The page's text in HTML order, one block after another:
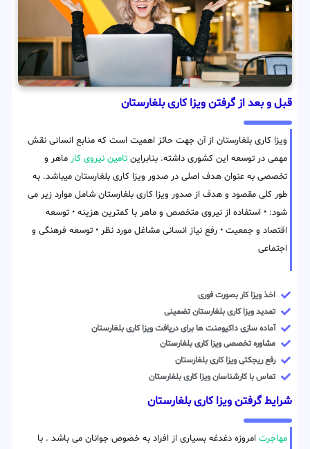
قبل و بعد از گرفتن ویزا کاری بلغارستان
ویزا کاری بلغارستان از آن جهت حائز اهمیت است که منابع انسانی نقش
مهمی در توسعه این کشوری داشته. بنابراین تامین نیروی کار ماهر و
تخصصی به عنوان هدف اصلی در صدور ویزا کاری بلغارستان میباشد. به
طور کلی مقصود و هدف از صدور ویزا کاری بلغارستان شامل موارد زیر می
شود: • استفاده از نیروی متخصص و ماهر با کمترین هزینه • توسعه
اقتصاد و جمعیت • رفع نیاز انسانی مشاغل مورد نظر • توسعه فرهنگی و
اجتماعی
اخذ ویزا کار بصورت فوری
تمدید ویزا کاری بلغارستان تضمینی
آماده سازی داکیومنت ها برای دریافت ویزا کاری بلغارستان
مشاوره تخصصی ویزا کاری بلغارستان
رفع ریجکتی ویزا کاری بلغارستان
تماس با کارشناسان ویزا کاری بلغارستان
شرایط گرفتن ویزا کاری بلغارستان
مهاجرت امروزه دغدغه بسیاری از افراد به خصوص جوانان می باشد . با